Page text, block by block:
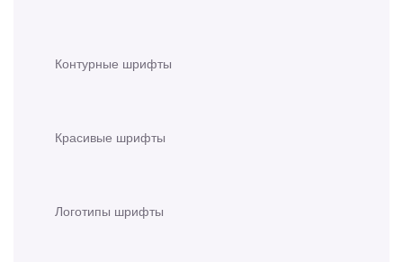
Контурные шрифты
Красивые шрифты
Логотипы шрифты